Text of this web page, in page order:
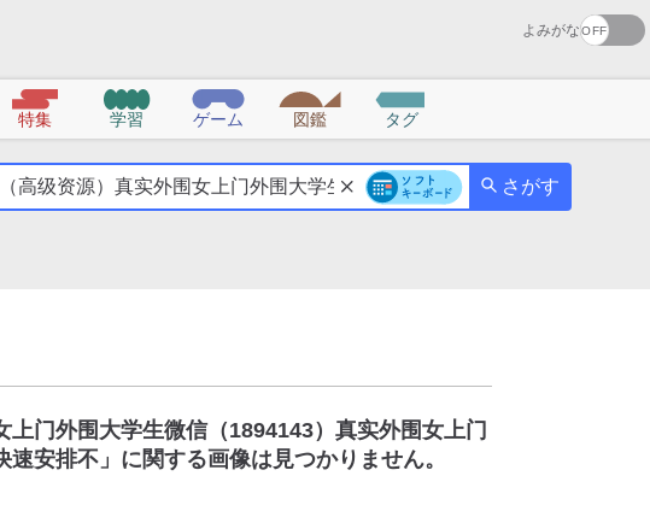
よみがな
特集 学習 ゲーム 図鑑 タグ
さがす
门外围大学生微信（1894143）真实外围女上门
速安排不 」に関する画像は見つかりません。